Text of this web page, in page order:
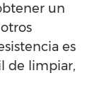
un
es
de limpiar,